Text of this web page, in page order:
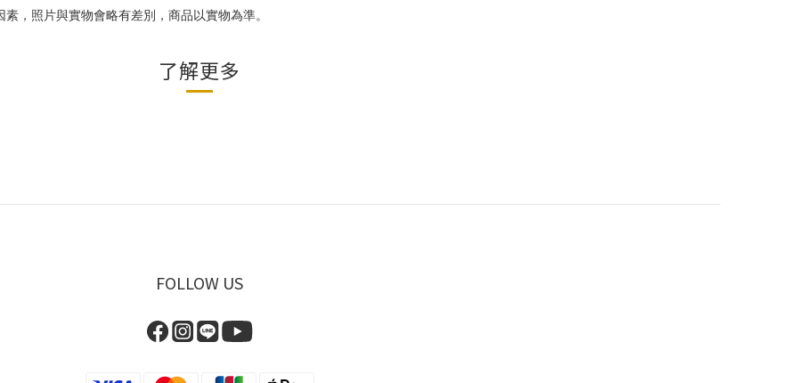
，照片與實物會略有差別，商品以實物為準。
了解更多
FOLLOW US